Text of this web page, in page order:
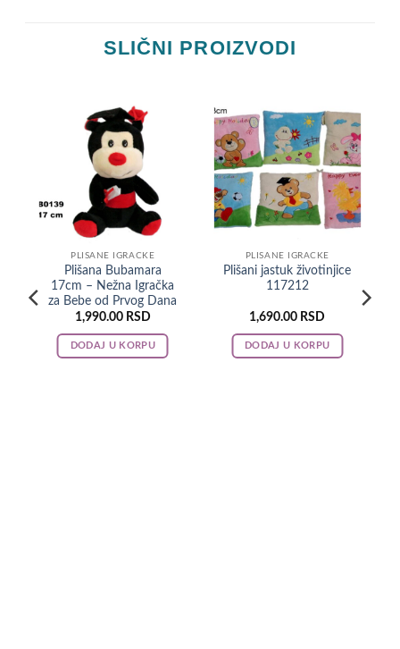
SLIČNI PROIZVODI
PLISANE IGRACKE
Plišana Bubamara
17cm – Nežna Igračka
za Bebe od Prvog Dana
1,990.00 RSD
DODAJ U KORPU
PLISANE IGRACKE
Plišani jastuk životinjice
117212
1,690.00 RSD
DODAJ U KORPU